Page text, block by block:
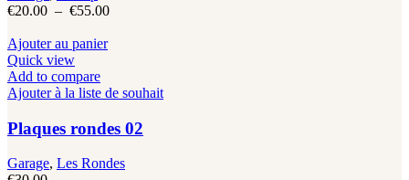
du
produit
€20.00 – €55.00Plage
€55.00
Ajouter au panier
Quick view
Add to compare
Ajouter à la liste de souhait
Plaques rondes 02
Garage, Les Rondes